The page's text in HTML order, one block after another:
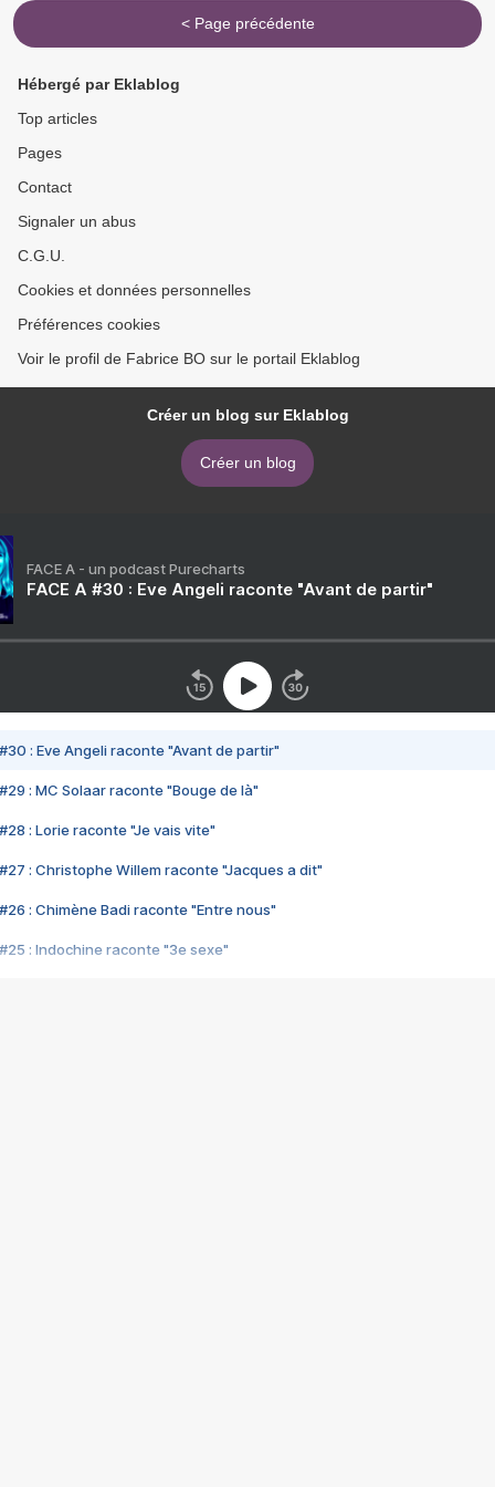
< Page précédente
Hébergé par Eklablog
Top articles
Pages
Contact
Signaler un abus
C.G.U.
Cookies et données personnelles
Préférences cookies
Voir le profil de Fabrice BO sur le portail Eklablog
Créer un blog sur Eklablog
Créer un blog
FACE A - un podcast Purecharts
FACE A #30 : Eve Angeli raconte "Avant de partir"
#30 : Eve Angeli raconte "Avant de partir"
#29 : MC Solaar raconte "Bouge de là"
#28 : Lorie raconte "Je vais vite"
#27 : Christophe Willem raconte "Jacques a dit"
#26 : Chimène Badi raconte "Entre nous"
#25 : Indochine raconte "3e sexe"